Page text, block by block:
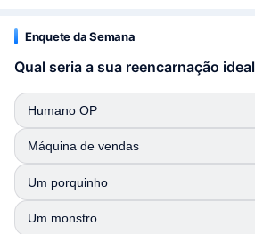
Enquete da Semana
Qual seria a sua reencarnação
Humano OP
Máquina de vendas
Um porquinho
Um monstro